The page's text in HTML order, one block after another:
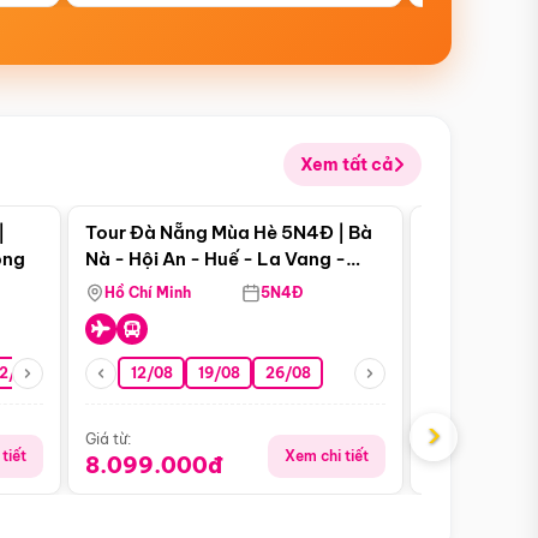
Xem tất cả
08 26/08 05/09 09/09 12/09
tiết
Điểm nổi bật
Tour Đà Nẵng Mùa Hè 5N4Đ | Bà
Nà - Hội An - Huế - La Vang -
Động Thiên Đường
Hồ Chí Minh 5N4Đ
12/08 19/08 26/08
Giá từ:
8.099.000đ Xem chi tiết
Giá từ:
›